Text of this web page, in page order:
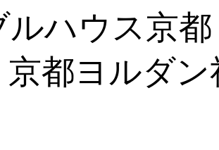
ルハウス京都
京都ヨルダ